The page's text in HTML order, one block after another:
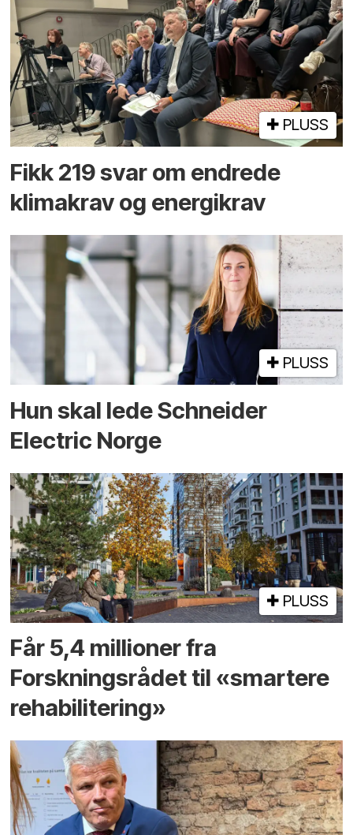
PLUSS
Fikk 219 svar om endrede
klimakrav og energikrav
PLUSS
Hun skal lede Schneider
Electric Norge
PLUSS
Får 5,4 millioner fra
Forskningsrådet til «smartere
rehabilitering»